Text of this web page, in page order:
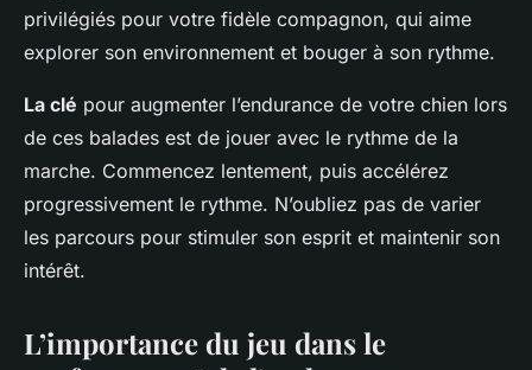
privilégiés pour votre fidèle compagnon, qui aime
explorer son environnement et bouger à son rythme.
La clé pour augmenter l’endurance de votre chien lors
de ces balades est de jouer avec le rythme de la
marche. Commencez lentement, puis accélérez
progressivement le rythme. N’oubliez pas de varier
les parcours pour stimuler son esprit et maintenir son
intérêt.
L’importance du jeu dans le